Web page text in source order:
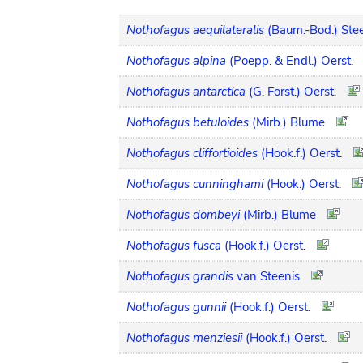
Nothofagus aequilateralis (Baum.-Bod.)
Nothofagus alpina (Poepp. & Endl.) Oerst.
Nothofagus antarctica (G. Forst.) Oerst.
Nothofagus betuloides (Mirb.) Blume
Nothofagus cliffortioides (Hook.f.) Oerst.
Nothofagus cunninghami (Hook.) Oerst.
Nothofagus dombeyi (Mirb.) Blume
Nothofagus fusca (Hook.f.) Oerst.
Nothofagus grandis van Steenis
Nothofagus gunnii (Hook.f.) Oerst.
Nothofagus menziesii (Hook.f.) Oerst.